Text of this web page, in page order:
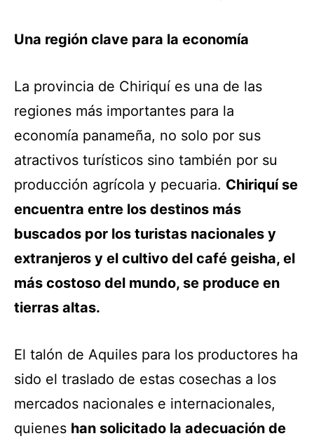
Una región clave para la economía
La provincia de Chiriquí es una de las
regiones más importantes para la
economía panameña, no solo por sus
atractivos turísticos sino también por su
producción agrícola y pecuaria. Chiriquí se
encuentra entre los destinos más
buscados por los turistas nacionales y
extranjeros y el cultivo del café geisha, el
más costoso del mundo, se produce en
tierras altas.
El talón de Aquiles para los productores ha
sido el traslado de estas cosechas a los
mercados nacionales e internacionales,
quienes han solicitado la adecuación de